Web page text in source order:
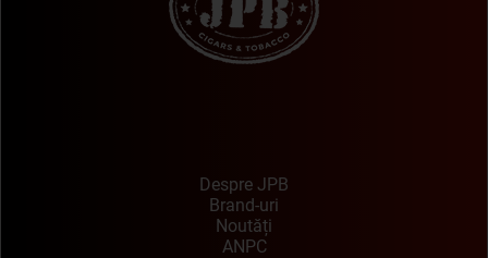
Despre JPB
Brand-uri
Noutăți
ANPC